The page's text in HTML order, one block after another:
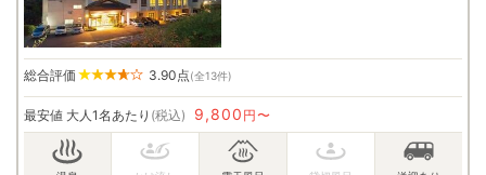
総合評価 3.90点(全13件)
最安値 大人1名あたり (税込) 9,800 円〜